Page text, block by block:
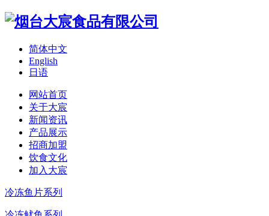
简体中文
English
日语
网站首页
关于大宸
新闻资讯
产品展示
招商加盟
饮食文化
加入大宸
冷冻鱼片系列